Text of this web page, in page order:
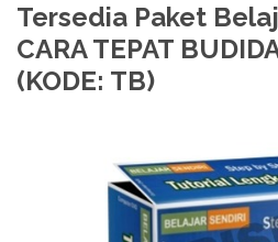
Tersedia Paket
CARA TEPAT
(KODE: TB)